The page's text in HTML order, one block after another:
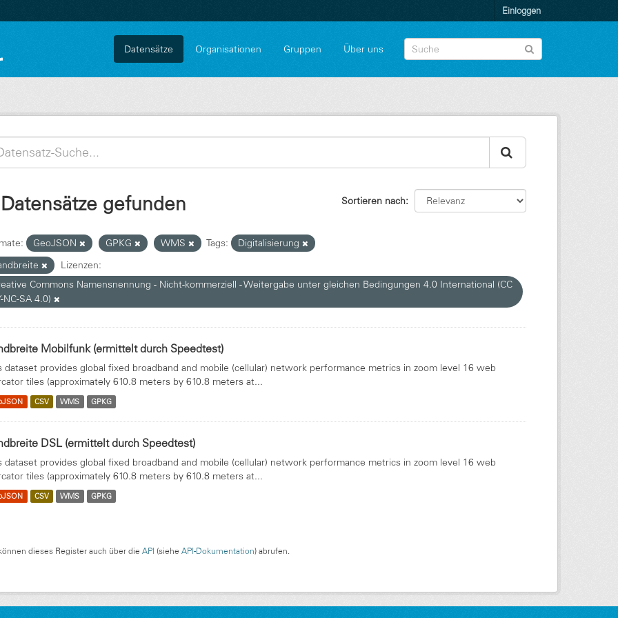
Einloggen
Datensätze Organisationen Gruppen Über uns
Sortieren nach
gefunden
GeoJSON GPKG WMS Tags:
Digitalisierung
Lizenzen:
Commons Namensnennung - Nicht-kommerziell - Weitergabe unter gleichen Bedingungen 4.0 International (CC
NC-SA 4.0)
Mobilfunk (ermittelt durch Speedtest)
dataset provides global fixed broadband and mobile (cellular) network performance metrics in zoom level 16 web
tiles (approximately 610.8 meters by 610.8 meters at...
CSV WMS GPKG
DSL (ermittelt durch Speedtest)
dataset provides global fixed broadband and mobile (cellular) network performance metrics in zoom level 16 web
tiles (approximately 610.8 meters by 610.8 meters at...
CSV WMS GPKG
dieses Register auch über die API (siehe API-Dokumentation) abrufen.